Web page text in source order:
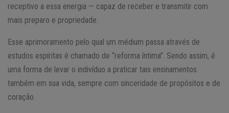
receptivo a essa energia — capaz de receber e transmitir com
mais preparo e propriedade.
Esse aprimoramento pelo qual um médium passa através de
estudos espíritas é chamado de “reforma íntima”. Sendo assim, é
uma forma de levar o indivíduo a praticar tais ensinamentos
também em sua vida, sempre com sinceridade de propósitos e de
coração.